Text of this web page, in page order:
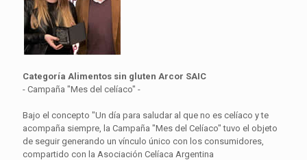
Categoría Alimentos sin gluten Arcor SAIC
- Campaña "Mes del celíaco" -
Bajo el concepto "Un día para saludar al que no es celíaco y te
acompaña siempre, la Campaña "Mes del Celíaco" tuvo el objeto
de seguir generando un vínculo único con los consumidores,
compartido con la Asociación Celíaca Argentina